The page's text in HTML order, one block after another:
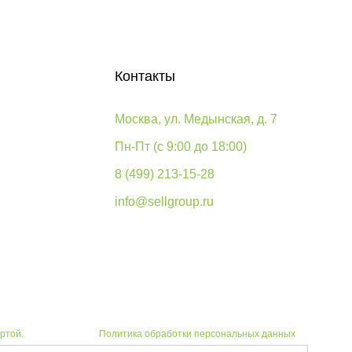
Контакты
Москва, ул. Медынская, д. 7
Пн-Пт (с 9:00 до 18:00)
8 (499) 213-15-28
info@sellgroup.ru
Политика обработки персональных данных